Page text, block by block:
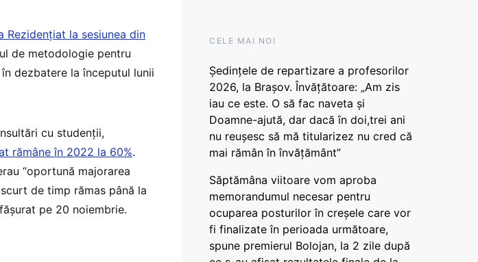
Rezidențiat la sesiunea din
de metodologie pentru
dezbatere la începutul lunii
cu studenții,
rămâne în 2022 la 60%.
“oportună majorarea
de timp rămas până la
pe 20 noiembrie.
CELE MAI NOI
Ședințele de repartizare a profesorilor
2026, la Brașov. Învățătoare: „Am zis
iau ce este. O să fac naveta și
Doamne-ajută, dar dacă în doi,trei ani
nu reușesc să mă titularizez nu cred că
mai rămân în învățământ”
Săptămâna viitoare vom aproba
memorandumul necesar pentru
ocuparea posturilor în creșele care vor
fi finalizate în perioada următoare,
spune premierul Bolojan, la 2 zile după